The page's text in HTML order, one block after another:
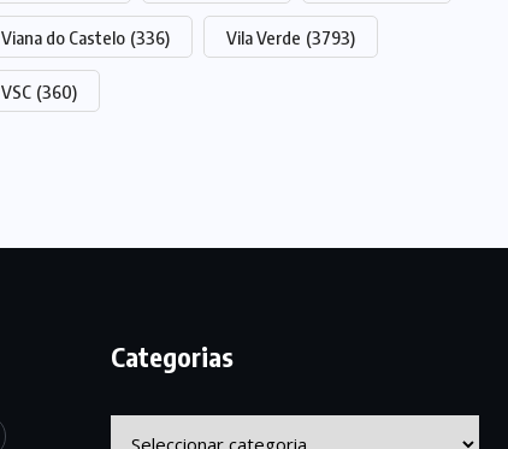
Viana do Castelo (336) Vila Verde (3793)
VSC (360)
Categorias